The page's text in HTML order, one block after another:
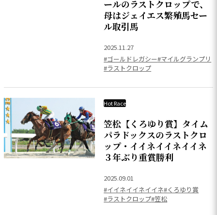
ールのラストクロップで、
母はジェイエス繁殖馬セー
ル取引馬
2025.11.27
#ゴールドレガシー#マイルグランプリ
#ラストクロップ
Hot Race
笠松【くろゆり賞】タイム
パラドックスのラストクロ
ップ・イイネイイネイイネ
３年ぶり重賞勝利
2025.09.01
#イイネイイネイイネ#くろゆり賞
#ラストクロップ#笠松